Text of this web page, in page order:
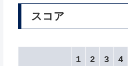
スコア
1 2 3 4